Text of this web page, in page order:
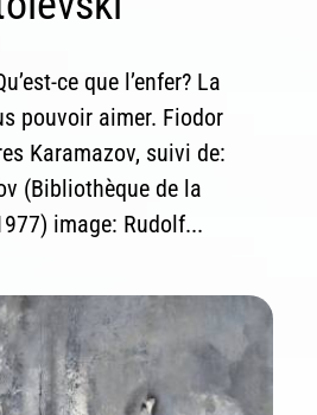
ce que l’enfer? La
pouvoir aimer. Fiodor
Karamazov, suivi de:
(Bibliothèque de la
image: Rudolf...